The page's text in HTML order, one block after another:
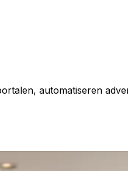
automatiseren